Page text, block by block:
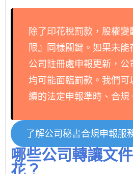
除了印花稅罰款，股權
限』同樣關鍵。如果未能
公司註冊處申報更新，公
均可能面臨罰款。我們可
續的法定申報準時、合規
了解公司秘書合規申報服
哪些公司轉讓文
花？